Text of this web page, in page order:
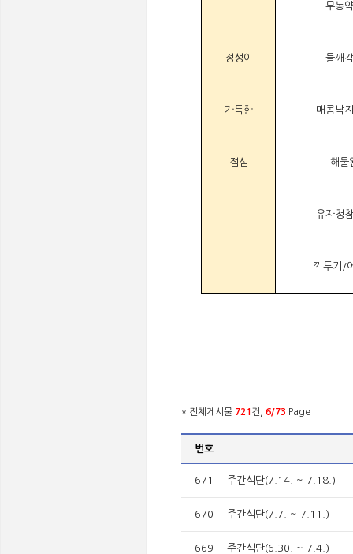
무농
정성이 들깨
가득한 매콤낙
점심 해물
유자청
깍두기/
* 전체게시물 721 건, 6/73 Page
번호
671 주간식단(7.14. ~ 7.18.)
670 주간식단(7.7. ~ 7.11.)
669 주간식단(6.30. ~ 7.4.)